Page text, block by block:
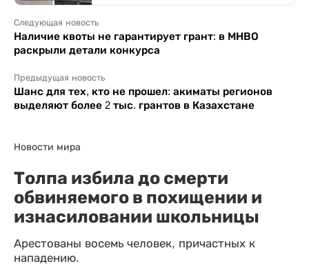
Следующая новость
Наличие квоты не гарантирует грант: в МНВО
раскрыли детали конкурса
Предыдущая новость
Шанс для тех, кто не прошел: акиматы регионов
выделяют более 2 тыс. грантов в Казахстане
Новости мира
Толпа избила до смерти
обвиняемого в похищении и
изнасиловании школьницы
Арестованы восемь человек, причастных к
нападению.